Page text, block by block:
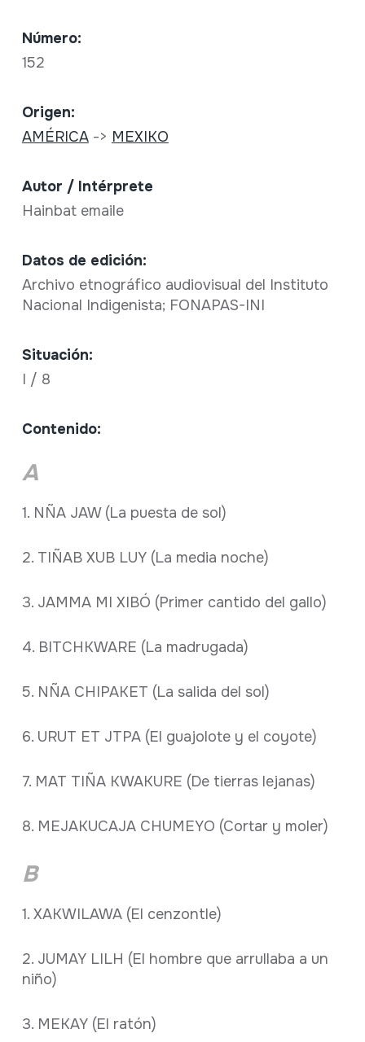
Número:
152
Origen:
AMÉRICA-> MEXIKO
Autor / Intérprete
Hainbat emaile
Datos de edición:
Archivo etnográfico audiovisual del Instituto
Nacional Indigenista; FONAPAS-INI
Situación:
I / 8
Contenido:
A
1. NÑA JAW (La puesta de sol)
2. TIÑAB XUB LUY (La media noche)
3. JAMMA MI XIBÓ (Primer cantido del gallo)
4. BITCHKWARE (La madrugada)
5. NÑA CHIPAKET (La salida del sol)
6. URUT ET JTPA (El guajolote y el coyote)
7. MAT TIÑA KWAKURE (De tierras lejanas)
8. MEJAKUCAJA CHUMEYO (Cortar y moler)
B
1. XAKWILAWA (El cenzontle)
2. JUMAY LILH (El hombre que arrullaba a un
niño)
3. MEKAY (El ratón)